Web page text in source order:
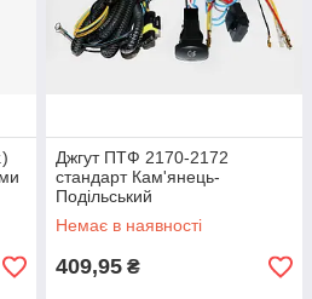
Джгут ПТФ 2170-2172
стандарт Кам'янець-
Подільський
Немає в наявності
409,95 ₴